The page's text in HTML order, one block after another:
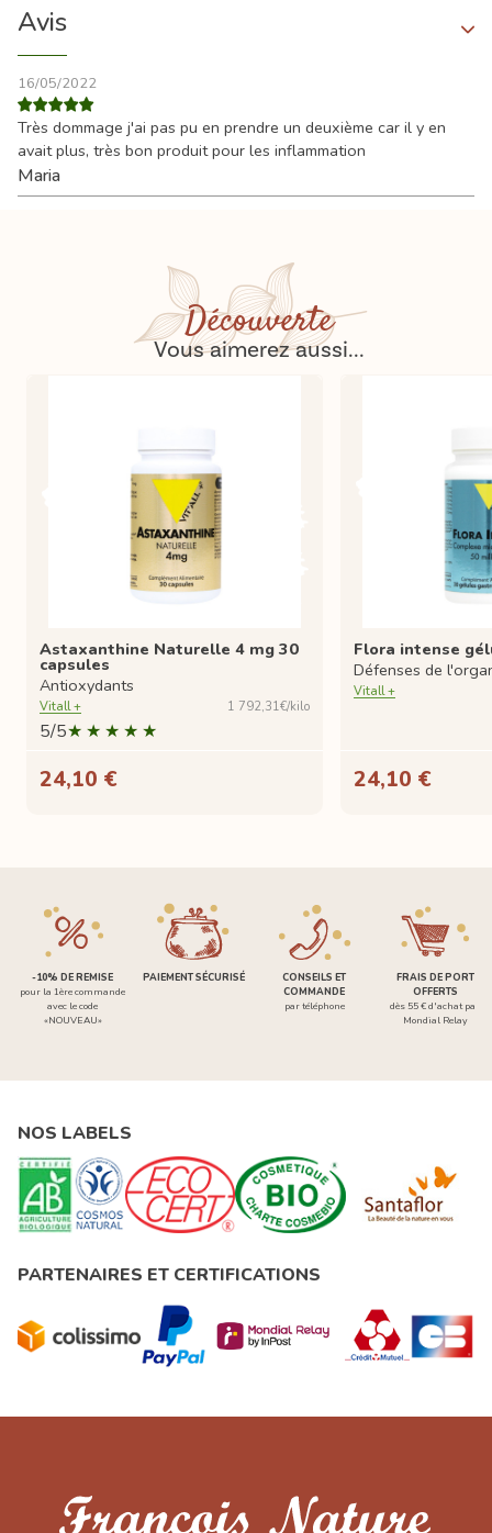
Avis
16/05/2022
Très dommage j'ai pas pu en prendre un deuxième car il y en
avait plus, très bon produit pour les inflammation
Maria
Découverte
Vous aimerez aussi...
Astaxanthine Naturelle 4 mg 30
capsules
Antioxydants
Vitall + 1 792,31€/kilo
5/5
24,10 €
Flora intense
Défenses de
Vitall +
24,10 €
-10% DE REMISE
pour la 1ère commande
avec le code
«NOUVEAU»
PAIEMENT SÉCURISÉ
CONSEILS ET
COMMANDE
par téléphone
FRAIS DE PORT
OFFERTS
dès 55 € d'achat par
Mondial Relay
NOS LABELS
PARTENAIRES ET CERTIFICATIONS